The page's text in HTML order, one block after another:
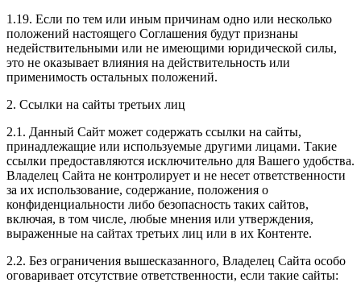
1.19. Если по тем или иным причинам одно или несколько
положений настоящего Соглашения будут признаны
недействительными или не имеющими юридической силы,
это не оказывает влияния на действительность или
применимость остальных положений.
2. Ссылки на сайты третьих лиц
2.1. Данный Сайт может содержать ссылки на сайты,
принадлежащие или используемые другими лицами. Такие
ссылки предоставляются исключительно для Вашего удобства.
Владелец Сайта не контролирует и не несет ответственности
за их использование, содержание, положения о
конфиденциальности либо безопасность таких сайтов,
включая, в том числе, любые мнения или утверждения,
выраженные на сайтах третьих лиц или в их Контенте.
2.2. Без ограничения вышесказанного, Владелец Сайта особо
оговаривает отсутствие ответственности, если такие сайты: